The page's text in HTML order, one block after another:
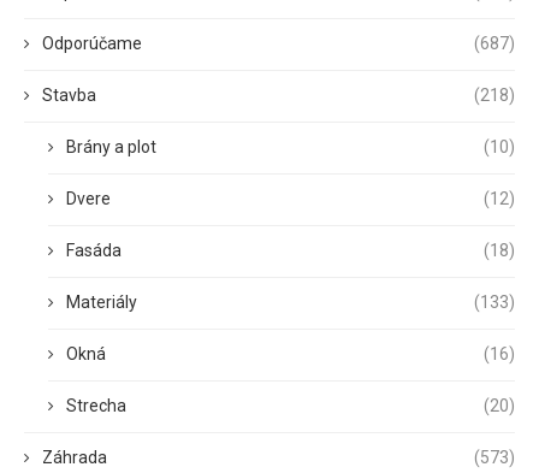
Odporúčame (687)
Stavba (218)
Brány a plot (10)
Dvere (12)
Fasáda (18)
Materiály (133)
Okná (16)
Strecha (20)
Záhrada (573)